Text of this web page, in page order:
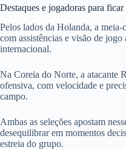
Destaques e jogadoras para
Pelos lados da Holanda, a
com assistências e visão de jogo
internacional.
Na Coreia do Norte, a atacante
ofensiva, com velocidade e
campo.
Ambas as seleções apostam
desequilibrar em momentos
estreia do grupo.